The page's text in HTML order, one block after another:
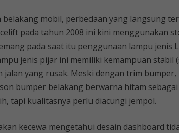
belakang mobil, perbedaan yang langsung
pada tahun 2008 ini kini menggunakan
pada saat itu penggunaan lampu jenis
jenis pijar ini memiliki kemampuan stabil
jalan yang rusak. Meski dengan trim
bumper belakang berwarna hitam
tapi kualitasnya perlu diacungi jempol.
kecewa mengetahui desain dashboard